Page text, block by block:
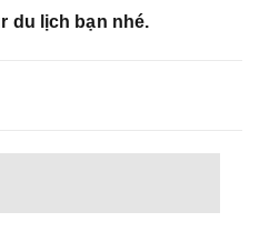
du lịch bạn nhé.